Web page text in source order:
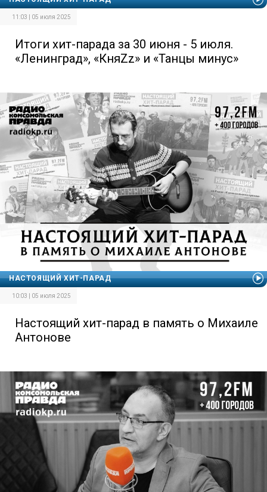
11:03 | 05 июля 2025
Итоги хит-парада за 30 июня - 5 июля.
«Ленинград», «КняZz» и «Танцы минус»
НАСТОЯЩИЙ ХИТ-ПАРАД
10:03 | 05 июля 2025
Настоящий хит-парад в память о Михаиле
Антонове